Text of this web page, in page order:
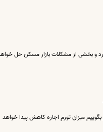
و بخشی از مشکلات بازار مسکن حل
میزان تورم اجاره کاهش پیدا خواهد